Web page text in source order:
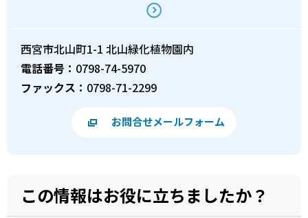
西宮市北山町1-1 北山緑化植物園内
電話番号： 0798-74-5970
ファックス： 0798-71-2299
お問合せメールフォーム
この情報はお役に立ちましたか？